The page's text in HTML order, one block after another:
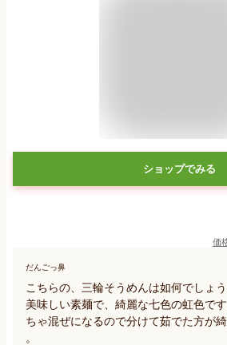
ショップでみる
価
だんごっ鼻
こちらの、三輪そうめんは如何でしょ
美味しい素麺で、綺麗な七色の虹色で
ちゃ混ぜになるので分けて茹でた方が
。